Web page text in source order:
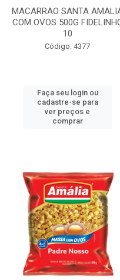
MACARRAO SANTA
COM OVOS 500G
10
Código: 4377
Faça seu login ou
cadastre-se para
ver preços e
comprar